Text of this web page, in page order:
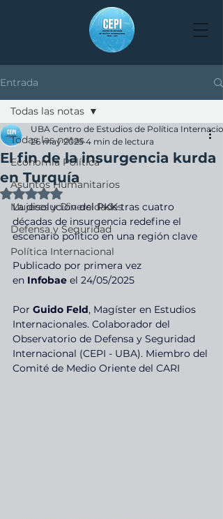
Entrada
Todas las notas
Economía Política
Asuntos Humanitarios
Mujeres y Diversidades
Defensa y Seguridad
Política Internacional
Todas las notas
El fin de la insurgencia kurda
en Turquía
UBA Centro de Estudios de Política
26 may 2025 4 min de lectura
Obtuvo NaN de 5 estrellas.
La disolución del PKK tras cuatro
décadas de insurgencia redefine el
escenario político en una región clave
Publicado por primera vez
en Infobae el 24/05/2025
Por Guido Feld, Magíster en Estudios
Internacionales. Colaborador del
Observatorio de Defensa y Seguridad
Internacional (CEPI - UBA). Miembro del
Comité de Medio Oriente del CARI